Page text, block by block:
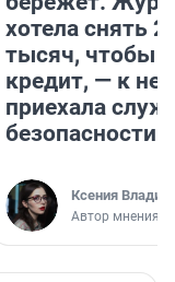
хотела снять
тысяч, чтобы
кредит, — к
приехала
безопасности
Ксения
Автор мнения